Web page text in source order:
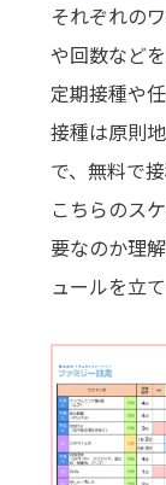
それぞれの
や回数など
定期接種や
接種は原則
で、無料で
こちらのス
要なのか理
ュールを立